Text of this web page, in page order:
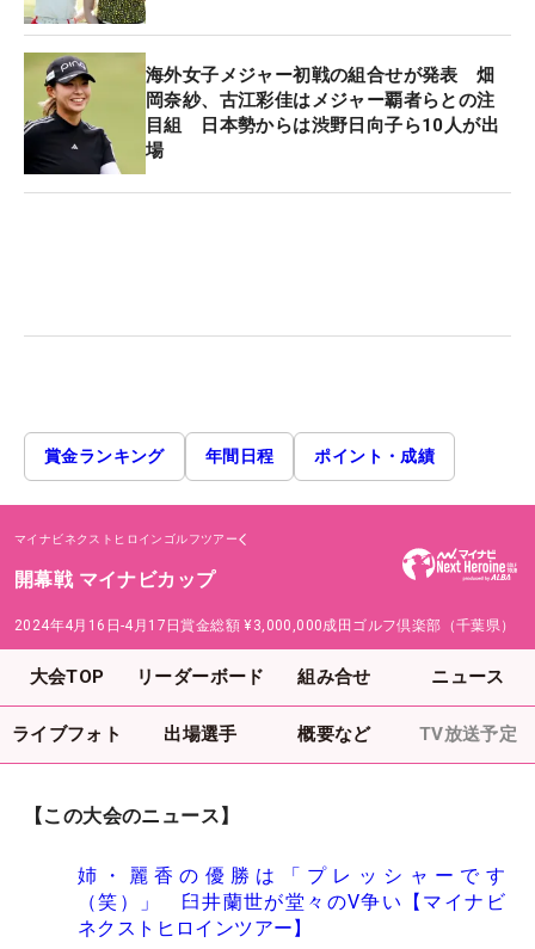
海外女子メジャー初戦の組合せが発表 畑
岡奈紗、古江彩佳はメジャー覇者らとの注
目組 日本勢からは渋野日向子ら10人が出
場
賞金ランキング 年間日程 ポイント・成績
マイナビネクストヒロインゴルフツアー
開幕戦 マイナビカップ
2024年4月16日-4月17日賞金総額 ¥3,000,000成田ゴルフ倶楽部（千葉県）
大会TOP リーダーボード 組み合せ ニュース
ライブフォト 出場選手 概要など TV放送予定
【この大会のニュース】
姉・麗香の優勝は「プレッシャーです
（笑）」 臼井蘭世が堂々のV争い【マイナビ
ネクストヒロインツアー】